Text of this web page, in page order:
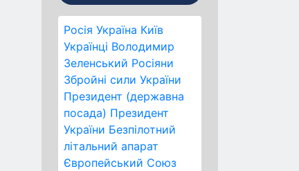
Росія Україна Київ
Українці Володимир
Зеленський Росіяни
Збройні сили України
Президент (державна
посада) Президент
України Безпілотний
літальний апарат
Європейський Союз